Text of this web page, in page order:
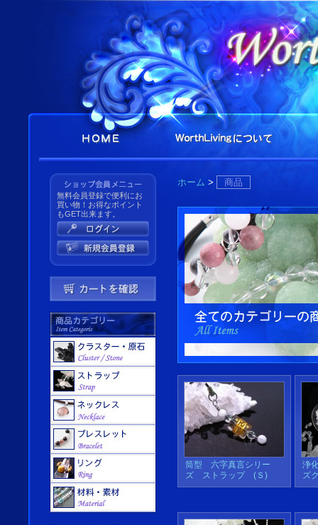
ホーム > 商品
筒型 六字真言シリー
ズ ストラップ (Ｓ)
浄
ズ
無料会員登録で便利にお
買い物！お得なポイント
もGET出来ます。